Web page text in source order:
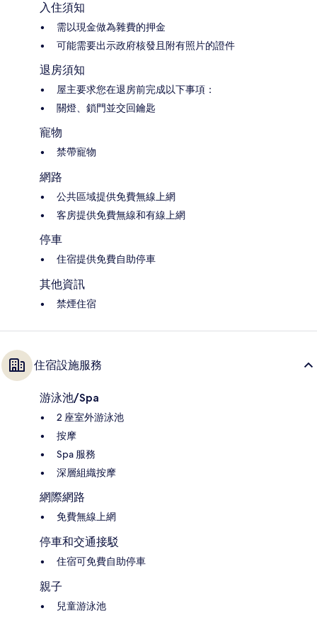
入住須知
需以現金做為雜費的押金
可能需要出示政府核發且附有照片的證件
退房須知
屋主要求您在退房前完成以下事項：
關燈、鎖門並交回鑰匙
寵物
禁帶寵物
網路
公共區域提供免費無線上網
客房提供免費無線和有線上網
停車
住宿提供免費自助停車
其他資訊
禁煙住宿
住宿設施服務
游泳池/Spa
2 座室外游泳池
按摩
Spa 服務
深層組織按摩
網際網路
免費無線上網
停車和交通接駁
住宿可免費自助停車
親子
兒童游泳池